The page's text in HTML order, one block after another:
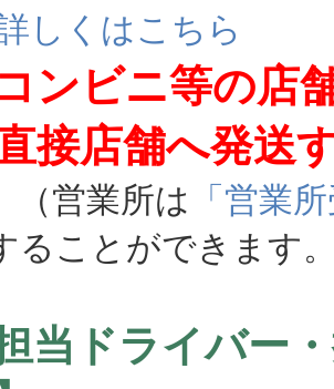
しくはこちら
ンビニ等の店
接店舗へ発送
営業所は 「営業
ることができます
担当ドライバー